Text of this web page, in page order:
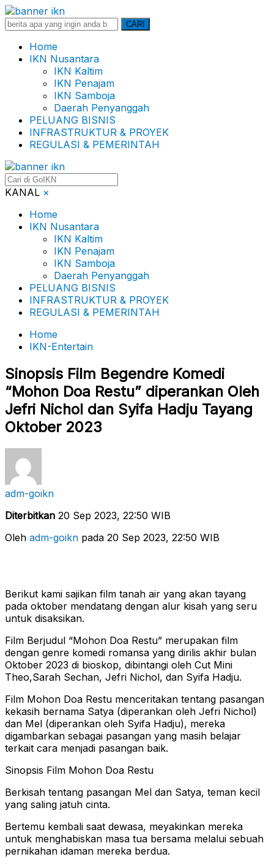
Search
CARI
Home
IKN Nusantara
IKN Kaltim
IKN Penajam
IKN Samboja
Daerah Penyanggah
PELUANG BISNIS
INFRASTRUKTUR & PROYEK
REGULASI & PEMERINTAH
KANAL ×
Home
IKN Nusantara
IKN Kaltim
IKN Penajam
IKN Samboja
Daerah Penyanggah
PELUANG BISNIS
INFRASTRUKTUR & PROYEK
REGULASI & PEMERINTAH
Home
IKN-Entertain
Sinopsis Film Begendre Komedi
“Mohon Doa Restu” diperankan Oleh
Jefri Nichol dan Syifa Hadju Tayang
Oktober 2023
adm-goikn
Diterbitkan 20 Sep 2023, 22:50 WIB
Oleh adm-goikn pada 20 Sep 2023, 22:50 WIB
Berikut kami sajikan film tanah air yang akan tayang
pada oktober mendatang dengan alur kisah yang seru
untuk disaksikan.
Film Berjudul “Mohon Doa Restu” merupakan film
dengan genre komedi romansa yang dirilis akhir bulan
Oktober 2023 di bioskop, dibintangi oleh Cut Mini
Theo,Sarah Sechan, Jefri Nichol, dan Syifa Hadju.
Film Mohon Doa Restu menceritakan tentang pasangan
kekasih bernama Satya (diperankan oleh Jefri Nichol)
dan Mel (diperankan oleh Syifa Hadju), mereka
digambarkan sebagai pasangan yang masih belajar
terkait cara menjadi pasangan baik.
Sinopsis Film Mohon Doa Restu
Berkisah tentang pasangan Mel dan Satya, teman kecil
yang saling jatuh cinta.
Bertemu kembali saat dewasa, meyakinkan mereka
untuk menghabiskan masa tua bersama melalui sebuah
pernikahan idaman mereka berdua.